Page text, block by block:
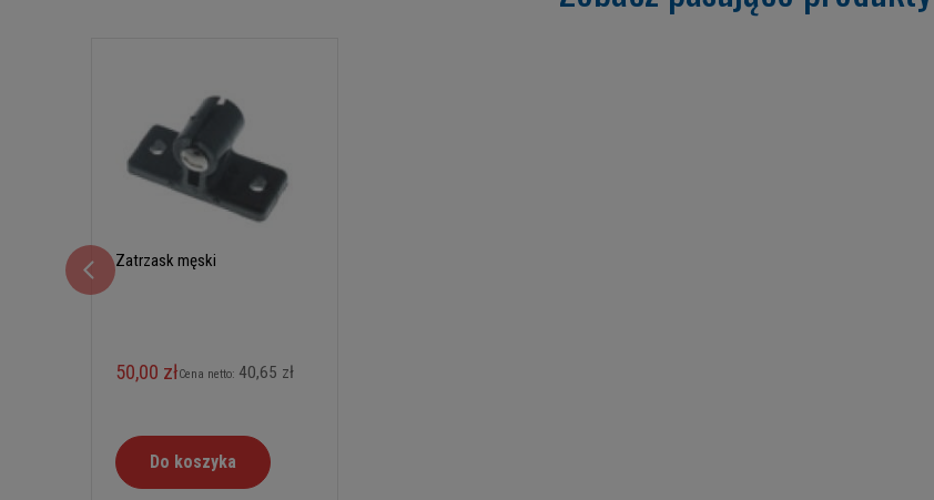
Zatrzask męski
50,00 złCena netto: 40,65 zł
Do koszyka